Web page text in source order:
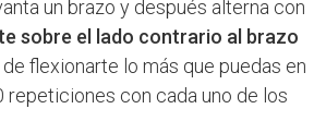
un brazo y después alterna con
sobre el lado contrario al brazo
de flexionarte lo más que puedas en
repeticiones con cada uno de los